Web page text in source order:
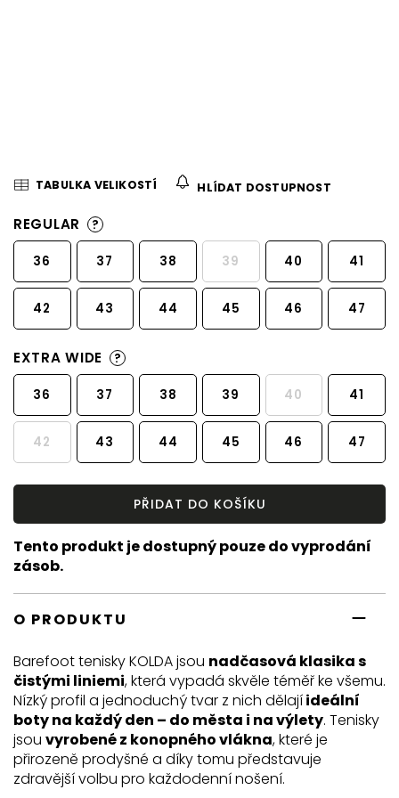
TABULKA VELIKOSTÍ HLÍDAT DOSTUPNOST
REGULAR ?
36 37 38 39 40 41
42 43 44 45 46 47
EXTRA WIDE ?
36 37 38 39 40 41
42 43 44 45 46 47
PŘIDAT DO KOŠÍKU
Tento produkt je dostupný pouze do vyprodání
zásob.
O PRODUKTU
Barefoot tenisky KOLDA jsou nadčasová klasika s
čistými liniemi, která vypadá skvěle téměř ke všemu.
Nízký profil a jednoduchý tvar z nich dělajíideální
boty na každý den – do města i na výlety. Tenisky
jsou vyrobené z konopného vlákna, které je
přirozeně prodyšné a díky tomu představuje
zdravější volbu pro každodenní nošení.